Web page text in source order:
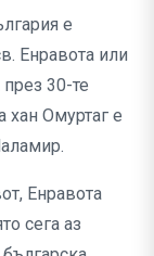
е
Енравота или
през 30-те
хан Омуртаг е
Енравота
сега аз